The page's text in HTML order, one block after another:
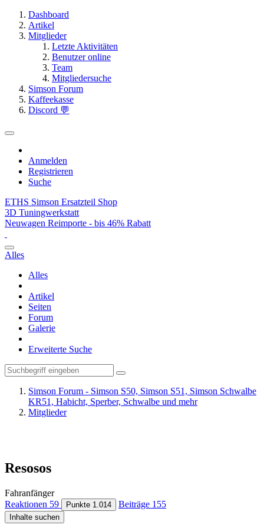
Dashboard
Artikel
Mitglieder
Letzte Aktivitäten
Benutzer online
Team
Mitgliedersuche
Simson Forum
Kaffeekasse
Discord 💬
Anmelden
Registrieren
Suche
ETHS Simson Ersatzteil Shop
3D Tuningwerkstatt
Neuwagen Reimporte - bis 46% Rabatt
Alles
Alles
Artikel
Seiten
Forum
Galerie
Erweiterte Suche
Simson Forum - Simson S50, Simson S51, Simson Schwalbe
KR51, Habicht, Sperber, Schwalbe und mehr
Mitglieder
Resosos
Fahranfänger
Reaktionen 59 Punkte 1.014 Beiträge 155
Inhalte suchen